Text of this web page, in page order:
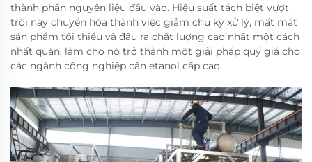
thành phần nguyên liệu đầu vào. Hiệu suất tách biệt vượt
trội này chuyển hóa thành việc giảm chu kỳ xử lý, mất mát
sản phẩm tối thiểu và đầu ra chất lượng cao nhất một cách
nhất quán, làm cho nó trở thành một giải pháp quý giá cho
các ngành công nghiệp cần etanol cấp cao.